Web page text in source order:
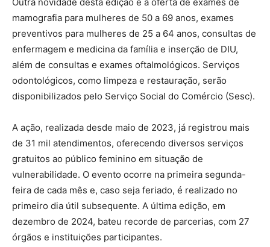
mamografia para mulheres de 50 a 69 anos, exames
preventivos para mulheres de 25 a 64 anos, consultas de
enfermagem e medicina da família e inserção de DIU,
além de consultas e exames oftalmológicos. Serviços
odontológicos, como limpeza e restauração, serão
disponibilizados pelo Serviço Social do Comércio (Sesc).
A ação, realizada desde maio de 2023, já registrou mais
de 31 mil atendimentos, oferecendo diversos serviços
gratuitos ao público feminino em situação de
vulnerabilidade. O evento ocorre na primeira segunda-
feira de cada mês e, caso seja feriado, é realizado no
primeiro dia útil subsequente. A última edição, em
dezembro de 2024, bateu recorde de parcerias, com 27
órgãos e instituições participantes.